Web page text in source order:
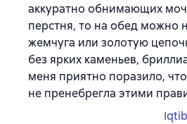
аккуратно обнимающих
перстня, то на обед можно
жемчуга или золотую
без ярких каменьев,
меня приятно поразило,
не пренебрегла этими